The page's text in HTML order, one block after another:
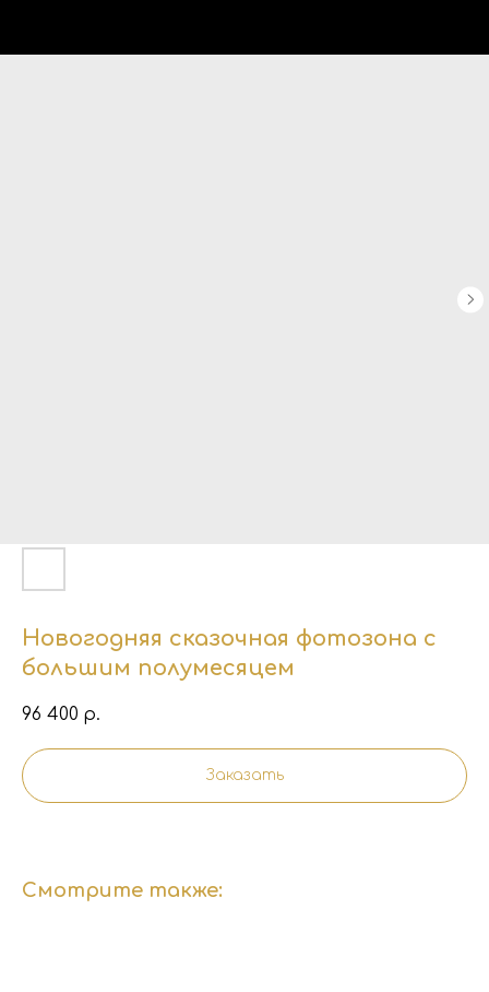
Новогодняя сказочная фотозона с
большим полумесяцем
96 400 р.
Заказать
Смотрите также: